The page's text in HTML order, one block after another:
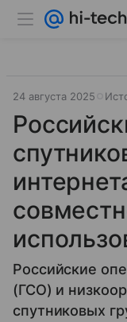
24 августа 2025
Российские
(ГСО) и
спутниковых